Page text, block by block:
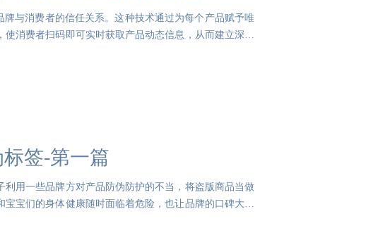
与消费者的信任关系。这种技术通过为每个产品赋予唯
消费者扫码即可实时获取产品动态信息，从而建立深度
签-第一篇
用一些品牌方对产品防伪防护的不当，将盗版商品当做
宝们的身体健康随时面临着危险，也让品牌的口碑大打